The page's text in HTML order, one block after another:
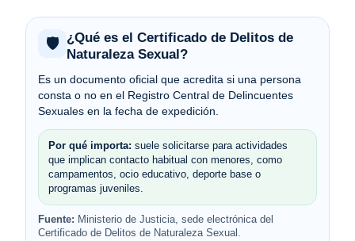
🛡️ ¿Qué es el Certificado de Delitos de
Naturaleza Sexual?
Es un documento oficial que acredita si una persona
consta o no en el Registro Central de Delincuentes
Sexuales en la fecha de expedición.
Por qué importa: suele solicitarse para actividades
que implican contacto habitual con menores, como
campamentos, ocio educativo, deporte base o
programas juveniles.
Fuente: Ministerio de Justicia, sede electrónica del
Certificado de Delitos de Naturaleza Sexual.